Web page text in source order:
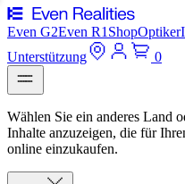
Even G2Even R1 ShopOptiker
Unterstützung
0
Wählen Sie ein anderes Land
Inhalte anzuzeigen, die für
online einzukaufen.